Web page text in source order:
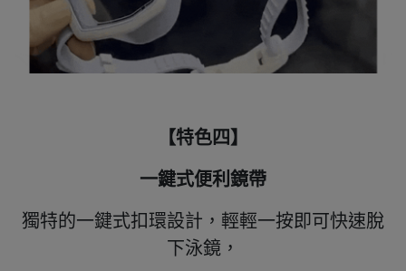
【特色四】
一鍵式便利鏡帶
獨特的一鍵式扣環設計，輕輕一按即可快速脫
下泳鏡，